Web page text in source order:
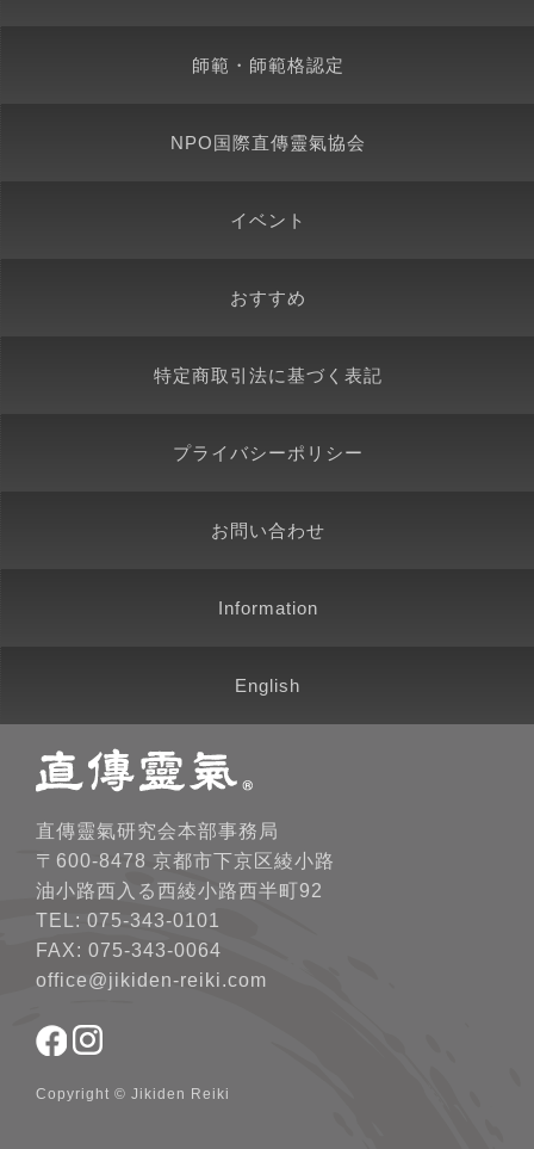
師範・師範格認定
NPO国際直傳靈氣協会
イベント
おすすめ
特定商取引法に基づく表記
プライバシーポリシー
お問い合わせ
Information
English
直傳靈氣研究会本部事務局
〒600-8478 京都市下京区綾小路
油小路西入る西綾小路西半町92
TEL: 075-343-0101
FAX: 075-343-0064
office@jikiden-reiki.com
Copyright © Jikiden Reiki